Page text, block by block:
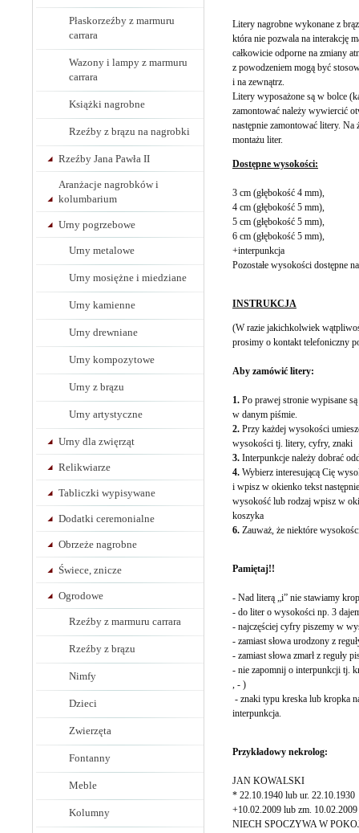
Płaskorzeźby z marmuru
carrara
Wazony i lampy z marmuru
carrara
Książki nagrobne
Rzeźby z brązu na nagrobki
Rzeźby Jana Pawła II
Aranżacje nagrobków i
kolumbarium
Urny pogrzebowe
Urny metalowe
Urny mosiężne i miedziane
Urny kamienne
Urny drewniane
Urny kompozytowe
Urny z brązu
Urny artystyczne
Urny dla zwięrząt
Relikwiarze
Tabliczki wypisywane
Dodatki ceremonialne
Obrzeże nagrobne
Świece, znicze
Ogrodowe
Rzeźby z marmuru carrara
Rzeźby z brązu
Nimfy
Dzieci
Zwierzęta
Fontanny
Meble
Kolumny
Litery nagrobne wykonane z
która nie pozwala na interakcję
całkowicie odporne na zmiany
z powodzeniem mogą być
i na zewnątrz.
Litery wyposażone są w bolce
zamontować należy wywiercić
następnie zamontować litery. Na
montażu liter.
Dostępne wysokości:
3 cm (głębokość 4 mm),
4 cm (głębokość 5 mm),
5 cm (głębokość 5 mm),
6 cm (głębokość 5 mm),
+interpunkcja
Pozostałe wysokości dostępne
INSTRUKCJA
(W razie jakichkolwiek
prosimy o kontakt telefoniczny
Aby zamówić litery:
1. Po prawej stronie wypisane
w danym piśmie.
2. Przy każdej wysokości
wysokości tj. litery, cyfry, znaki
3. Interpunkcje należy dobrać
4. Wybierz interesującą Cię
i wpisz w okienko tekst
wysokość lub rodzaj wpisz w
koszyka
6. Zauważ, że niektóre
Pamiętaj!!
- Nad literą „i” nie stawiamy
- do liter o wysokości np. 3
- najczęściej cyfry piszemy w
- zamiast słowa urodzony z
- zamiast słowa zmarł z reguły
- nie zapomnij o interpunkcji tj.
, - )
- znaki typu kreska lub kropka
interpunkcja.
Przykładowy nekrolog:
JAN KOWALSKI
* 22.10.1940 lub ur. 22.10.1930
+10.02.2009 lub zm. 10.02.2009
NIECH SPOCZYWA W